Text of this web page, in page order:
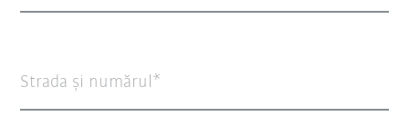
Strada şi numărul